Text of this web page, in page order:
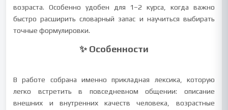
возраста. Особенно удобен для 1–2 курса, когда важно
быстро расширить словарный запас и научиться выбирать
точные формулировки.
✨ Особенности
В работе собрана именно прикладная лексика, которую
легко встретить в повседневном общении: описание
внешних и внутренних качеств человека, возрастные